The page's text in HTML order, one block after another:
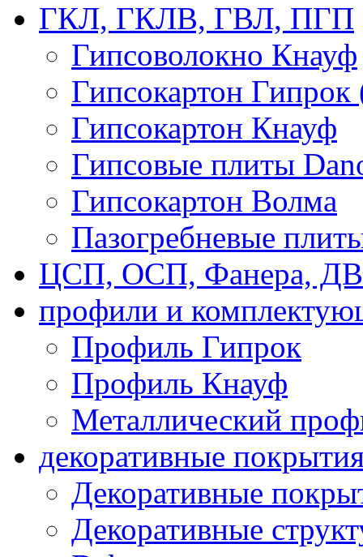
ГКЛ, ГКЛВ, ГВЛ, ПГП
Гипсоволокно Кнауф
Гипсокартон Гипрок
Гипсокартон Кнауф
Гипсовые плиты
Гипсокартон Волма
Пазогребневые
ЦСП, ОСП, Фанера,
профили и
Профиль Гипрок
Профиль Кнауф
Металлический
декоративные
Декоративные
Декоративные